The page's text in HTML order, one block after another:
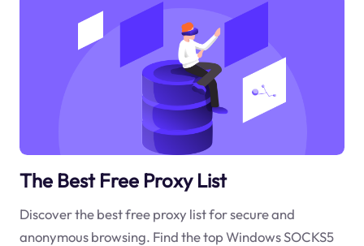
The Best Free Proxy List
Discover the best free proxy list for secure and
anonymous browsing. Find the top Windows SOCKS5